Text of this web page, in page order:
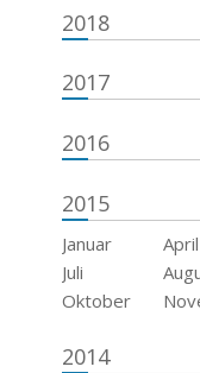
2018
2017
2016
2015
Januar April
Juli
Oktober
2014